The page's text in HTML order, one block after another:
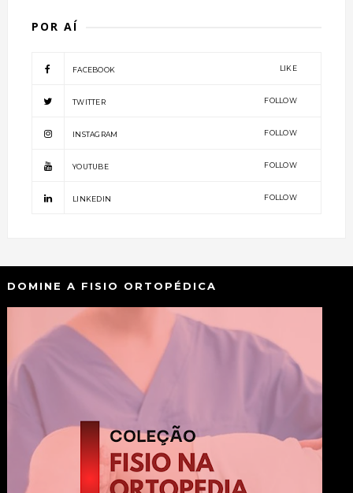
POR AÍ
FACEBOOK LIKE
TWITTER FOLLOW
INSTAGRAM FOLLOW
YOUTUBE FOLLOW
LINKEDIN FOLLOW
DOMINE A FISIO ORTOPÉDICA